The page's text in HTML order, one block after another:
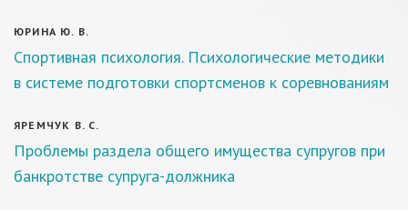
ЮРИНА Ю. В.
Спортивная психология. Психологические методики
в системе подготовки спортсменов к соревнованиям
ЯРЕМЧУК В. С.
Проблемы раздела общего имущества супругов при
банкротстве супруга-должника